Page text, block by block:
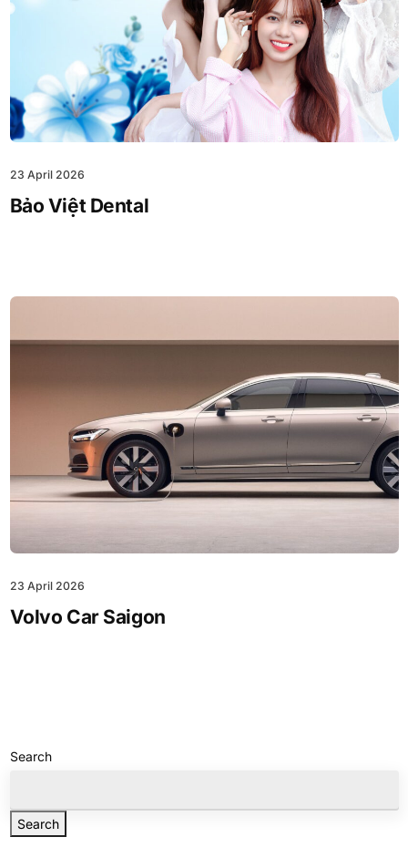
23 April 2026
Bảo Việt Dental
23 April 2026
Volvo Car Saigon
Search
Search